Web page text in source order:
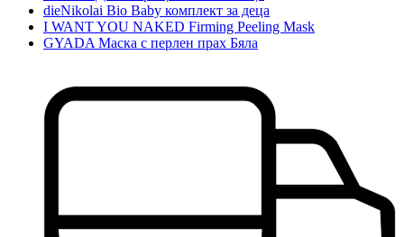
dieNikolai Bio Baby комплект за деца
I WANT YOU NAKED Firming Peeling Mask
GYADA Маска с перлен прах Бяла